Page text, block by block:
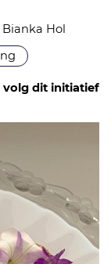
Bianka Hol
volg dit initiatief